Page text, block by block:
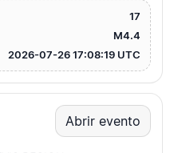
17
M4.4
2026-07-26 17:08:19 UTC
Abrir evento